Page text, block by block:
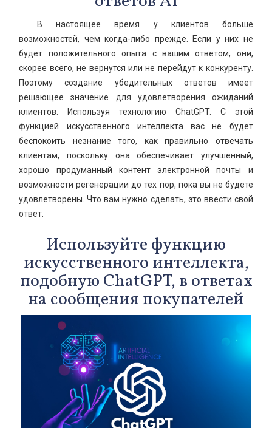
В настоящее время у клиентов больше
возможностей, чем когда-либо прежде. Если у них не
будет положительного опыта с вашим ответом, они,
скорее всего, не вернутся или не перейдут к конкуренту.
Поэтому создание убедительных ответов имеет
решающее значение для удовлетворения ожиданий
клиентов. Используя технологию ChatGPT. С этой
функцией искусственного интеллекта вас не будет
беспокоить незнание того, как правильно отвечать
клиентам, поскольку она обеспечивает улучшенный,
хорошо продуманный контент электронной почты и
возможности регенерации до тех пор, пока вы не будете
удовлетворены. Что вам нужно сделать, это ввести свой
ответ.
Используйте функцию
искусственного интеллекта,
подобную ChatGPT, в ответах
на сообщения покупателей